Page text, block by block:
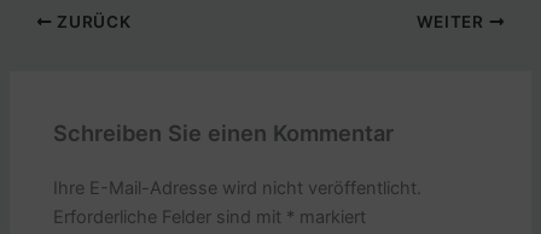
ZURÜCK WEITER
Schreiben Sie einen Kommentar
Ihre E-Mail-Adresse wird nicht veröffentlicht.
Erforderliche Felder sind mit * markiert